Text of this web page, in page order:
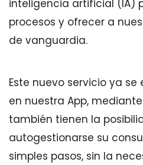
inteligencia artificial (IA)
procesos y ofrecer a
de vanguardia.
Este nuevo servicio ya
en nuestra App,
también tienen la
autogestionarse su
simples pasos, sin la